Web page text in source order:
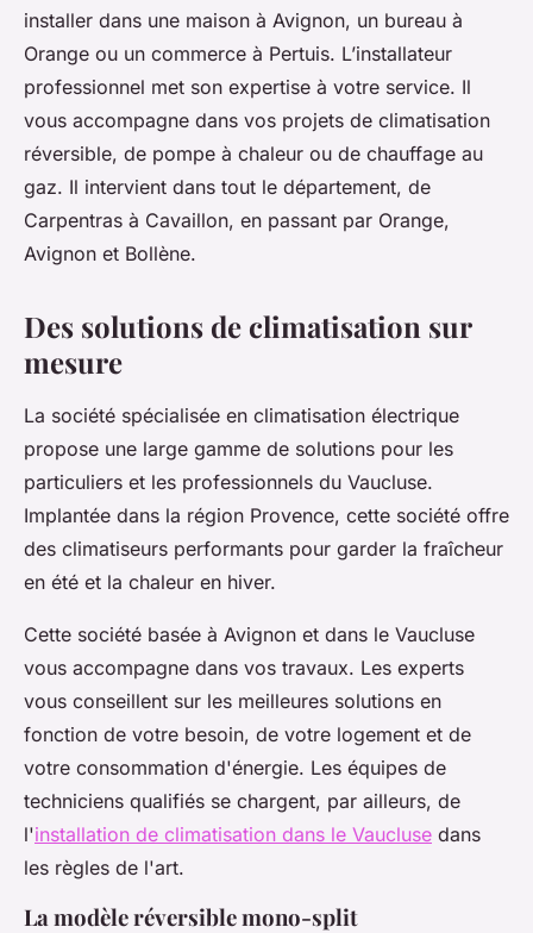
installer dans une maison à Avignon, un bureau à
Orange ou un commerce à Pertuis. L’installateur
professionnel met son expertise à votre service. Il
vous accompagne dans vos projets de climatisation
réversible, de pompe à chaleur ou de chauffage au
gaz. Il intervient dans tout le département, de
Carpentras à Cavaillon, en passant par Orange,
Avignon et Bollène.
Des solutions de climatisation sur
mesure
La société spécialisée en climatisation électrique
propose une large gamme de solutions pour les
particuliers et les professionnels du Vaucluse.
Implantée dans la région Provence, cette société offre
des climatiseurs performants pour garder la fraîcheur
en été et la chaleur en hiver.
Cette société basée à Avignon et dans le Vaucluse
vous accompagne dans vos travaux. Les experts
vous conseillent sur les meilleures solutions en
fonction de votre besoin, de votre logement et de
votre consommation d'énergie. Les équipes de
techniciens qualifiés se chargent, par ailleurs, de
l'installation de climatisation dans le Vaucluse dans
les règles de l'art.
La modèle réversible mono-split